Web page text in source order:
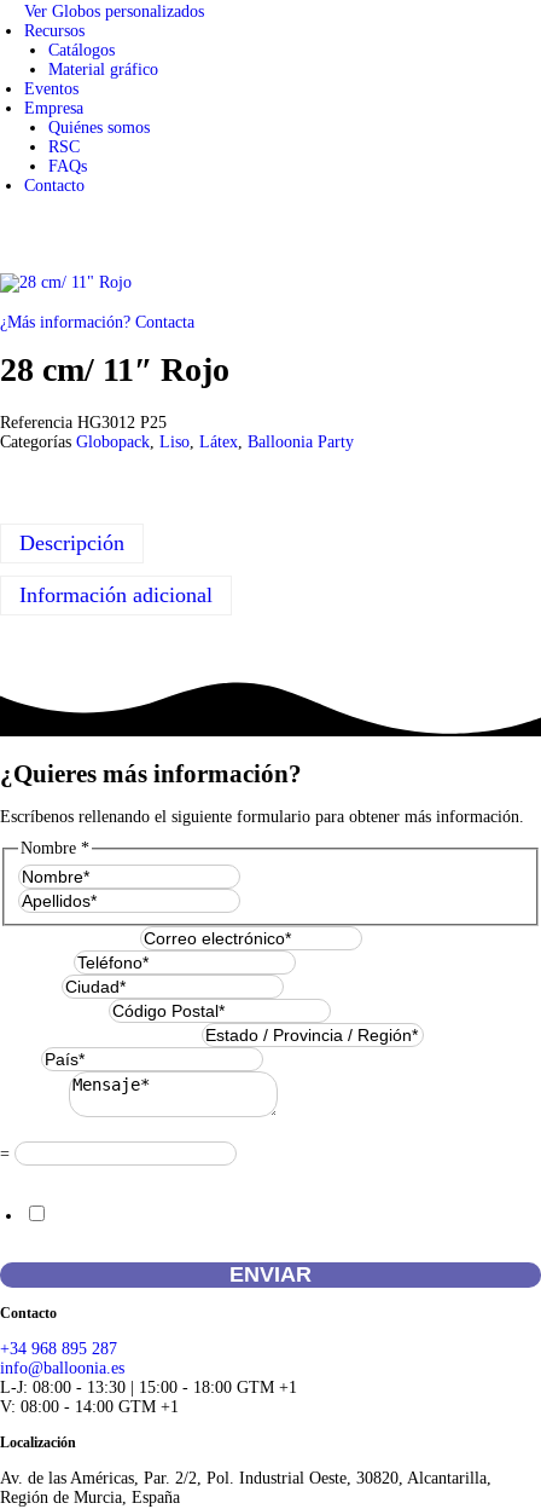
Ver Globos personalizados
Recursos
Catálogos
Material gráfico
Eventos
Empresa
Quiénes somos
RSC
FAQs
Contacto
¿Más información? Contacta
28 cm/ 11″ Rojo
Referencia HG3012 P25
Categorías Globopack, Liso, Látex, Balloonia Party
Descripción
Información adicional
¿Quieres más información?
Escríbenos rellenando el siguiente formulario para obtener más información.
Nombre *
Nombre
Apellidos
=
ENVIAR
Contacto
+34 968 895 287
info@balloonia.es
L-J: 08:00 - 13:30 | 15:00 - 18:00 GTM +1
V: 08:00 - 14:00 GTM +1
Localización
Av. de las Américas, Par. 2/2, Pol. Industrial Oeste, 30820, Alcantarilla,
Región de Murcia, España